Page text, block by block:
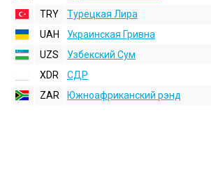
TRY
Турецкая Лира
UAH
Украинская Гривна
UZS
Узбекский Сум
XDR
СДР
ZAR
Южноафриканский рэнд